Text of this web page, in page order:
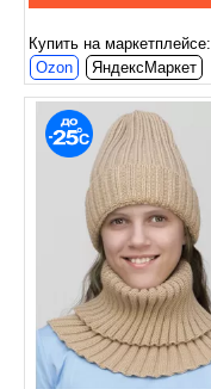
Купить на маркетплейсе:
Ozon
ЯндексМаркет